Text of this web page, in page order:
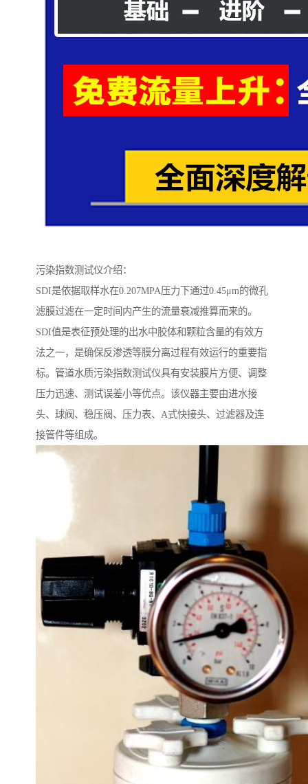
污染指数测试仪介绍：
SDI是依据取样水在0.207MPA压力下通过0.45μm的微孔
滤膜过滤在一定时间内产生的流量衰减推算而来的。
SDI值是表征预处理的出水中胶体和颗粒含量的有效方
法之一，是确保反渗透等膜分离过程有效运行的重要指
标。管道水质污染指数测试仪具有安装膜片方便、调整
压力迅速、测试误差小等优点。该仪器主要由进水接
头、球阀、稳压阀、压力表、A式快接头、过滤器及连
接管件等组成。